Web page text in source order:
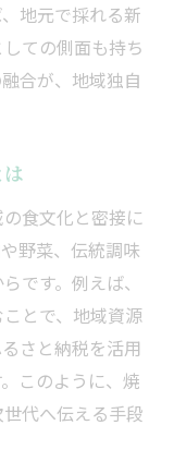
伝統の力
の魅力
う楽しみ方
材の味覚
工夫と技
新発見
力
の楽しみ方
ではの体験
由を解説
る地域の特徴
地元で採れる新
ての側面も持ち
合が、地域独自
は
食文化と密接に
野菜、伝統調味
です。例えば、
とで、地域資源
さと納税を活用
このように、焼
代へ伝える手段